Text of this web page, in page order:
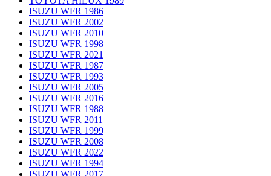
ISUZU WFR 1986
ISUZU WFR 2002
ISUZU WFR 2010
ISUZU WFR 1998
ISUZU WFR 2021
ISUZU WFR 1987
ISUZU WFR 1993
ISUZU WFR 2005
ISUZU WFR 2016
ISUZU WFR 1988
ISUZU WFR 2011
ISUZU WFR 1999
ISUZU WFR 2008
ISUZU WFR 2022
ISUZU WFR 1994
ISUZU WFR 2017